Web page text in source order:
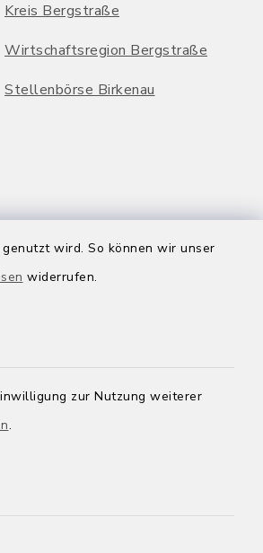
wird. So können wir unser
widerrufen.
zur Nutzung weiterer
.
Kreis Bergstraße
Wirtschaftsregion Bergstraße
Stellenbörse Birkenau